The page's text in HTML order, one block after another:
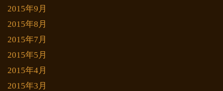
2015年9月
2015年8月
2015年7月
2015年5月
2015年4月
2015年3月